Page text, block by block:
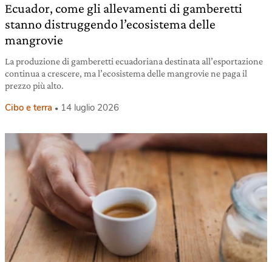
Ecuador, come gli allevamenti di gamberetti
stanno distruggendo l’ecosistema delle
mangrovie
La produzione di gamberetti ecuadoriana destinata all’esportazione
continua a crescere, ma l’ecosistema delle mangrovie ne paga il
prezzo più alto.
Cibo e terra 14 luglio 2026